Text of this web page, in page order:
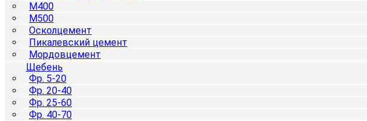
М400
М500
Осколцемент
Пикалевский цемент
Мордовцемент
Щебень
Фр. 5-20
Фр. 20-40
Фр. 25-60
Фр. 40-70